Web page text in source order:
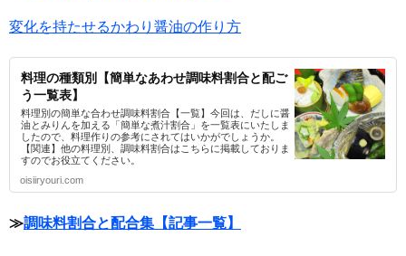
変化を持たせるかわり醤油の作り方
料理の種類別【簡単なあわせ調味料割合と配ご
う一覧表】
料理別の簡単な合わせ調味料割合【一覧】今回は、だしに醤
油とみりんを加える「簡単な煮汁割合」を一覧表にいたしま
したので、料理作りの参考にされてはいかがでしょうか。
【関連】他の料理別、調味料割合はこちらに掲載しておりま
すのでお役立てください。
oisiiryouri.com
≫調味料割合と配合集【記事一覧】